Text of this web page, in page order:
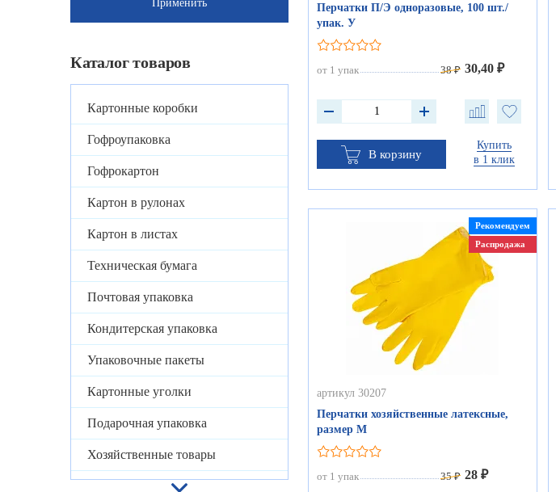
Каталог товаров
Картонные коробки
Гофроупаковка
Гофрокартон
Картон в рулонах
Картон в листах
Техническая бумага
Почтовая упаковка
Кондитерская упаковка
Упаковочные пакеты
Картонные уголки
Подарочная упаковка
Хозяйственные товары
Перчатки П/Э одноразовые, 100 шт./
упак. У
от 1 упак 38 ₽ 30,40 ₽
В корзину
Купить
в 1 клик
Рекомендуем
Распродажа
артикул 30207
Перчатки хозяйственные латексные,
размер M
от 1 упак 35 ₽ 28 ₽